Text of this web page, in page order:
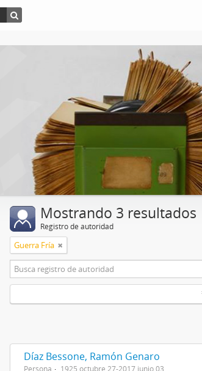
Mostrando 3 resultados
Registro de autoridad
Guerra Fría
Díaz Bessone, Ramón Genaro
Persona 1925 octubre 27-2017 junio 03